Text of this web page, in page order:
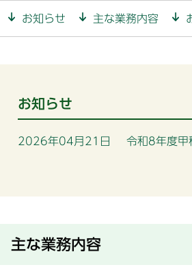
お知らせ 主な業務内容
お知らせ
2026年04月21日 令和8年度甲
主な業務内容